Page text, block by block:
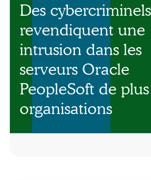
Des cybercriminels
revendiquent une
intrusion dans les
serveurs Oracle
PeopleSoft de
organisations